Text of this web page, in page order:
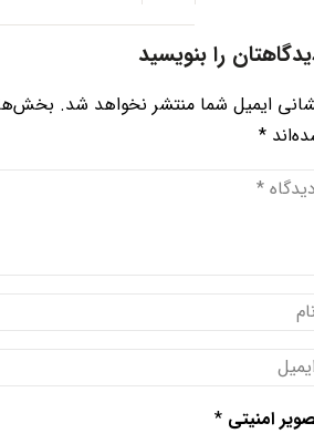
را بنویسید
ایمیل شما منتشر نخواهد شد.
*
امنیتی *